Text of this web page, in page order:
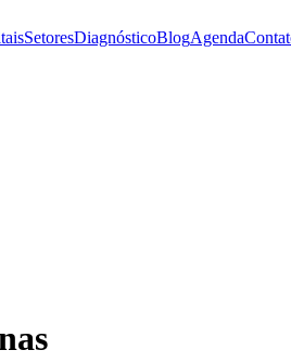
SetoresDiagnósticoBlogAgenda